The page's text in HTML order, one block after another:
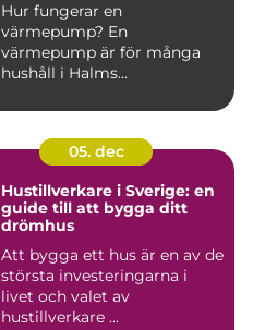
Hur fungerar en
värmepump? En
värmepump är för många
hushåll i Halms...
05. dec
Hustillverkare i Sverige: en
guide till att bygga ditt
drömhus
Att bygga ett hus är en av de
största investeringarna i
livet och valet av
hustillverkare ...